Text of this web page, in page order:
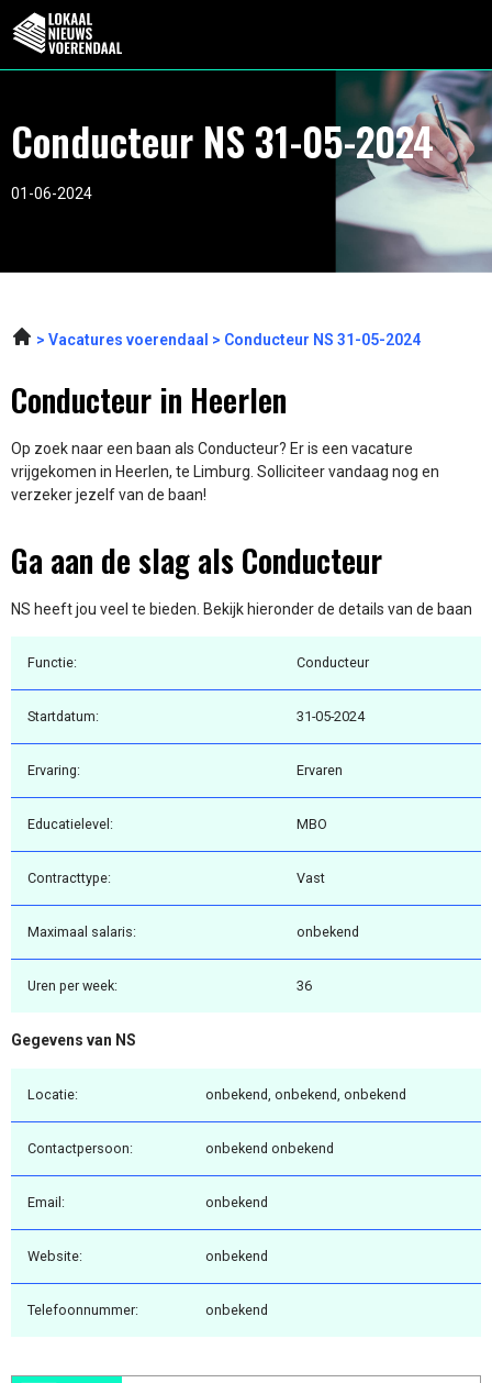
Conducteur NS 31-05-2024
01-06-2024
Vacatures voerendaal Conducteur NS 31-05-2024
Conducteur in Heerlen
Op zoek naar een baan als Conducteur? Er is een vacature
vrijgekomen in Heerlen, te Limburg. Solliciteer vandaag nog en
verzeker jezelf van de baan!
Ga aan de slag als Conducteur
NS heeft jou veel te bieden. Bekijk hieronder de details van de baan
Functie: Conducteur
Startdatum: 31-05-2024
Ervaring: Ervaren
Educatielevel: MBO
Contracttype: Vast
Maximaal salaris: onbekend
Uren per week: 36
Gegevens van NS
Locatie: onbekend, onbekend, onbekend
Contactpersoon: onbekend onbekend
Email: onbekend
Website: onbekend
Telefoonnummer: onbekend